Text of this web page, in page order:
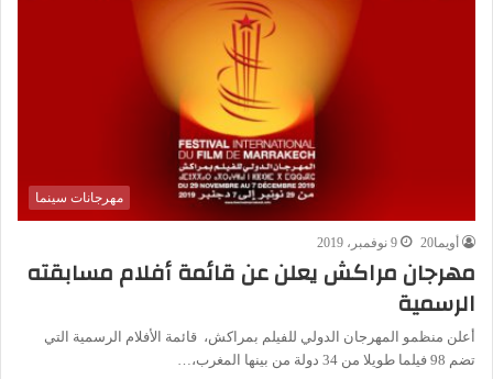
مهرجانات سينما
أويما20 9 نوفمبر، 2019
مهرجان مراكش يعلن عن قائمة أفلام مسابقته
الرسمية
أعلن منظمو المهرجان الدولي للفيلم بمراكش، قائمة الأفلام الرسمية التي
تضم 98 فيلما طويلا من 34 دولة من بينها المغرب،…